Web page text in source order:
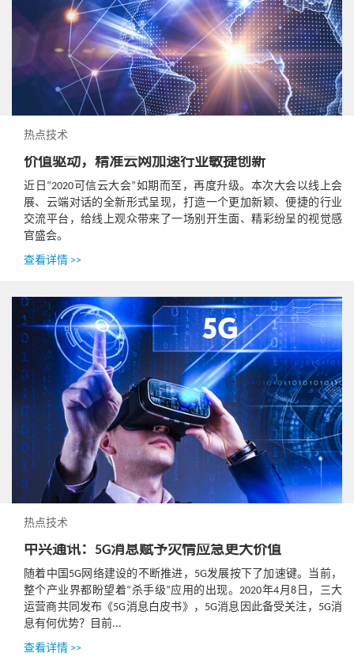
热点技术
价值驱动，精准云网加速行业敏捷创新
近日“2020可信云大会”如期而至，再度升级。本次大会以线上会
展、云端对话的全新形式呈现，打造一个更加新颖、便捷的行业
交流平台，给线上观众带来了一场别开生面、精彩纷呈的视觉感
官盛会。
查看详情 >>
热点技术
中兴通讯：5G消息赋予灾情应急更大价值
随着中国5G网络建设的不断推进，5G发展按下了加速键。当前，
整个产业界都盼望着“杀手级”应用的出现。2020年4月8日，三大
运营商共同发布《5G消息白皮书》，5G消息因此备受关注，5G消
息有何优势？目前...
查看详情 >>